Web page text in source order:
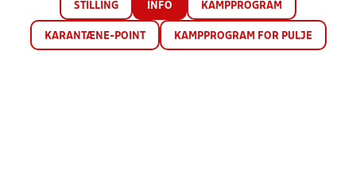
STILLING INFO KAMPPROGRAM
KARANTÆNE-POINT KAMPPROGRAM FOR PULJE